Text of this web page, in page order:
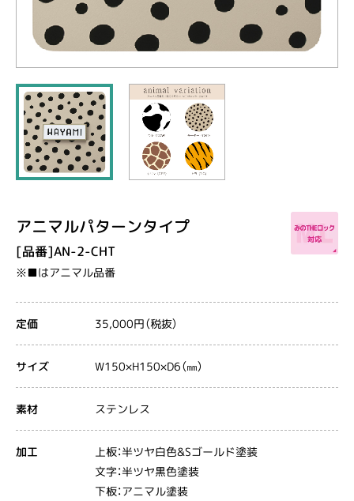
アニマルパターンタイプ
[品番]AN-2-CHT
※■はアニマル品番
定価 35,000円（税抜）
サイズ W150×H150×D6（㎜）
素材 ステンレス
加工 上板：半ツヤ白色&Sゴールド塗装
文字：半ツヤ黒色塗装
下板：アニマル塗装